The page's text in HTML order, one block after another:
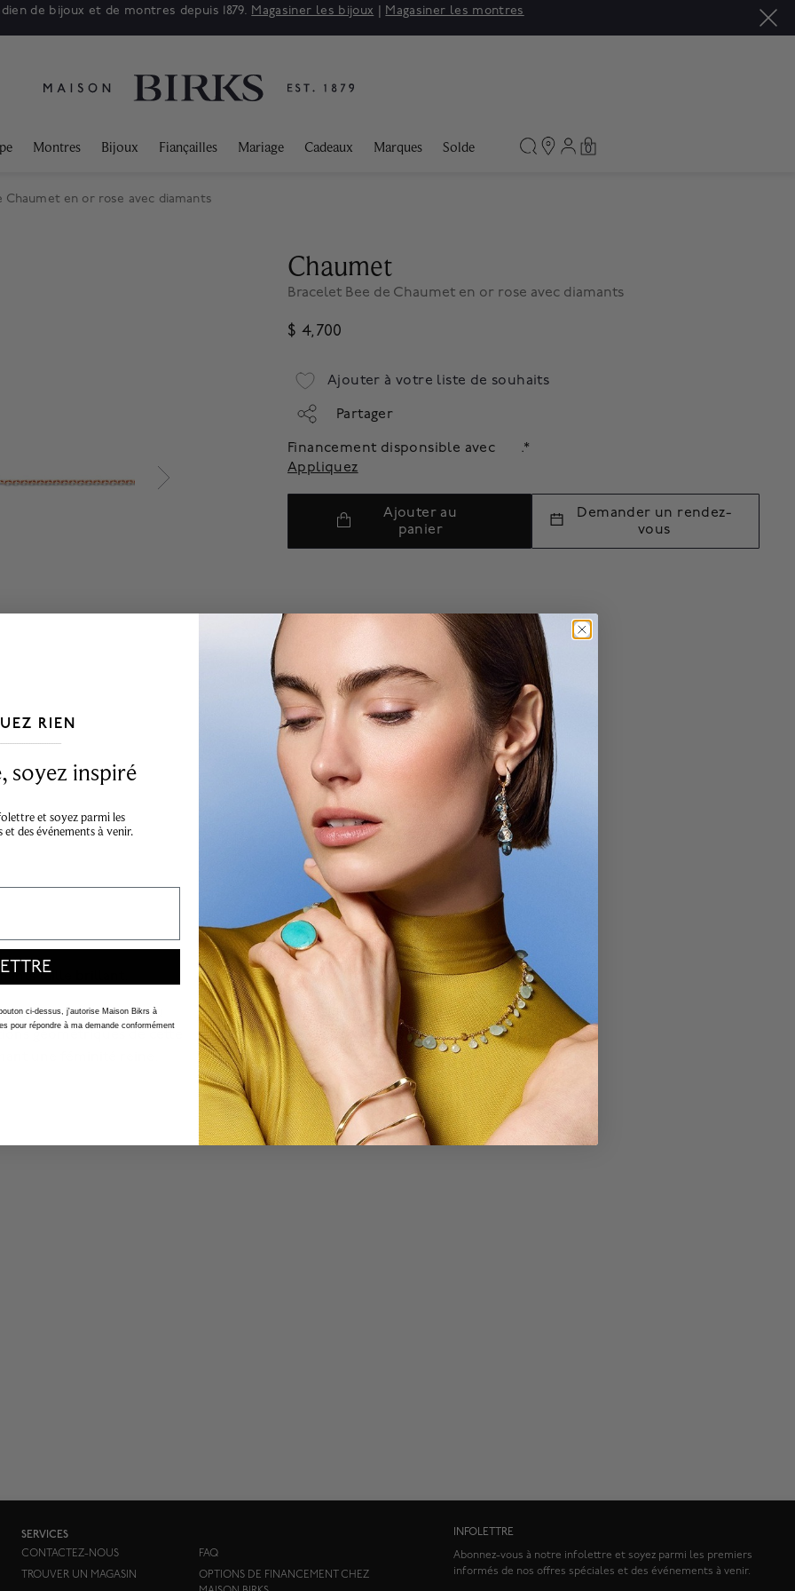
de bijoux et de montres depuis 1879. Magasiner les bijoux | Magasiner les montres
Montres Bijoux Fiançailles Mariage Cadeaux Marques Solde 0
Chaumet en or rose avec diamants
taille brillant.
Chaumet se joue du
géométriques de cette
une féminité reine.
Chaumet
Bracelet Bee de Chaumet en or rose avec diamants
$ 4,700
Ajouter à votre liste de souhaits
Partager
Financement disponsible avec
.*
Appliquez
Ajouter au
panier
Demander un rendez-
vous
SERVICES
CONTACTEZ-NOUS
TROUVER UN MAGASIN
FAQ
OPTIONS DE FINANCEMENT CHEZ
INFOLETTRE
Abonnez-vous à notre infolettre et soyez parmi les premiers
informés de nos offres spéciales et des événements à venir.
RIEN
soyez inspiré
et soyez parmi les
des événements à venir.
ci-dessus, j'autorise Maison Bikrs à
pour répondre à ma demande conformément